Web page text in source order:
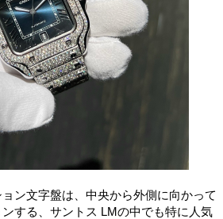
ン文字盤は、中央から外側に向かって
する、サントス LMの中でも特に人気